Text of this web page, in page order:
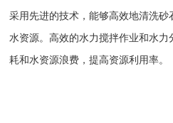
采用先进的技术，能够高效地清洗
水资源。高效的水力搅拌作业和水
耗和水资源浪费，提高资源利用率。